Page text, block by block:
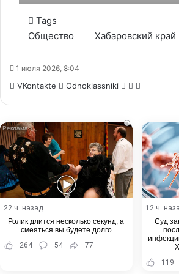
Tags
Общество
Хабаровский край
1 июля 2026, 8:04
VKontakte Odnoklassniki WhatsApp
Telegram
i
22 ч. назад
Ролик длится несколько секунд, а
смеяться вы будете долго
264
54 77
12 ч.
Суд
119